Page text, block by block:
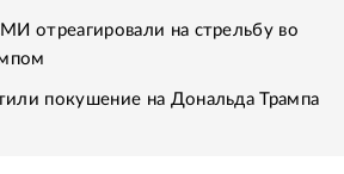
отреагировали на стрельбу во
покушение на Дональда Трампа